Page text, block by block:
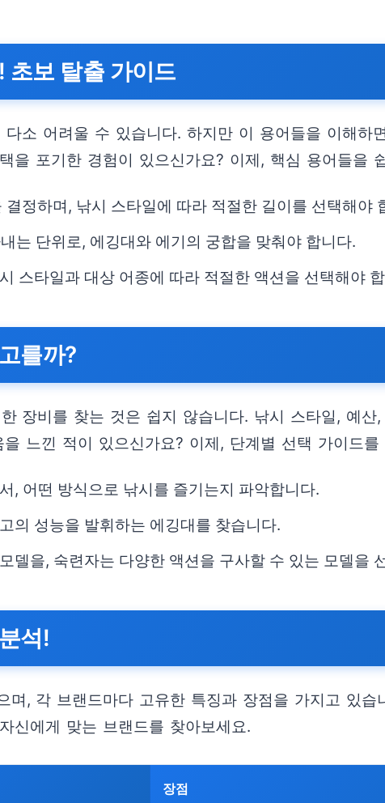
초보 탈출 가이드
소 어려울 수 있습니다. 하지만 이 용어들을 이해
을 포기한 경험이 있으신가요? 이제, 핵심 용어들을
정하며, 낚시 스타일에 따라 적절한 길이를 선택해야
는 단위로, 에깅대와 에기의 궁합을 맞춰야 합니다.
스타일과 대상 어종에 따라 적절한 액션을 선택해야
를까?
장비를 찾는 것은 쉽지 않습니다. 낚시 스타일, 예
느낀 적이 있으신가요? 이제, 단계별 선택 가이드
, 어떤 방식으로 낚시를 즐기는지 파악합니다.
의 성능을 발휘하는 에깅대를 찾습니다.
을, 숙련자는 다양한 액션을 구사할 수 있는 모델을
석!
며, 각 브랜드마다 고유한 특징과 장점을 가지고 있
신에게 맞는 브랜드를 찾아보세요.
장점